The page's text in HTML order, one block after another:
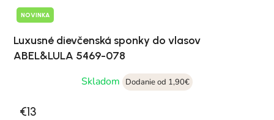
NOVINKA
Luxusné dievčenská sponky do vlasov
ABEL&LULA 5469-078
Skladom
Dodanie od 1,90€
€13